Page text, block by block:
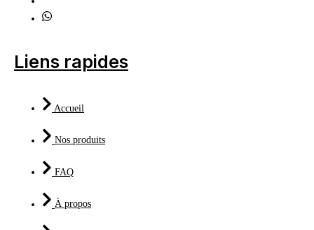
Liens rapides
Accueil
Nos produits
FAQ
À propos